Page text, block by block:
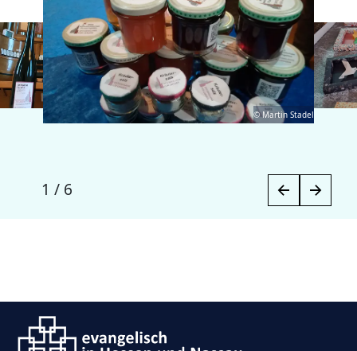
© Martin Stadel
1 / 6